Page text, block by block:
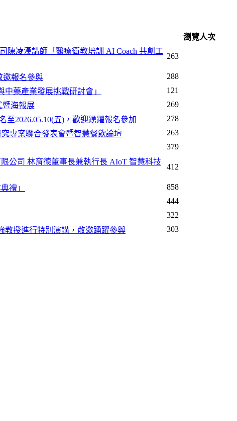
瀏覽人次
陳凌漢講師「醫療衛教培訓 AI Coach 共創工
263
邀報名參與
288
中藥產業發展挑戰研討會」
121
暨海報展
269
至2026.05.10(五)，歡迎踴躍報名參加
278
專案聯合發表會暨智慧餐飲論壇
263
379
公司 林育德董事長兼執行長 AIoT 智慧科技
412
禮」
858
444
322
教授進行特別演講，敬邀踴躍參與 303